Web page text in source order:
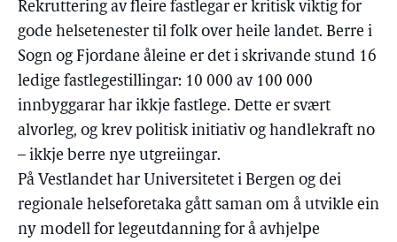
Rekruttering av fleire fastlegar er kritisk viktig for
gode helsetenester til folk over heile landet. Berre i
Sogn og Fjordane åleine er det i skrivande stund 16
ledige fastlegestillingar: 10 000 av 100 000
innbyggarar har ikkje fastlege. Dette er svært
alvorleg, og krev politisk initiativ og handlekraft no
– ikkje berre nye utgreiingar.
På Vestlandet har Universitetet i Bergen og dei
regionale helseforetaka gått saman om å utvikle ein
ny modell for legeutdanning for å avhjelpe